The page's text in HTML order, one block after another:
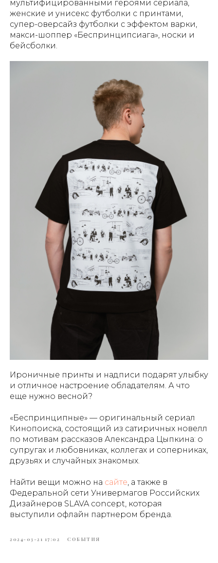
мультифицированными героями сериала,
женские и унисекс футболки с принтами,
супер-оверсайз футболки с эффектом варки,
макси-шоппер «Беспринципсиага», носки и
бейсболки.
Ироничные принты и надписи подарят улыбку
и отличное настроение обладателям. А что
еще нужно весной?
«Беспринципные» — оригинальный сериал
Кинопоиска, состоящий из сатиричных новелл
по мотивам рассказов Александра Цыпкина: о
супругах и любовниках, коллегах и соперниках,
друзьях и случайных знакомых.
Найти вещи можно на сайте , а также в
Федеральной сети Универмагов Российских
Дизайнеров SLAVA concept, которая
выступили офлайн партнером бренда.
2024-03-21 17:02 СОБЫТИЯ